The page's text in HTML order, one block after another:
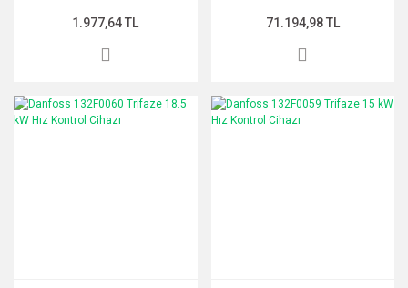
1.977,64 TL 71.194,98 TL